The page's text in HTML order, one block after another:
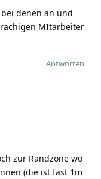
denen an und
MItarbeiter
Antworten
zur Randzone wo
(die ist fast 1m